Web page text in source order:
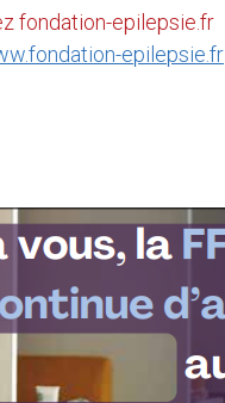
fondation-epilepsie.fr
epilepsie.fr